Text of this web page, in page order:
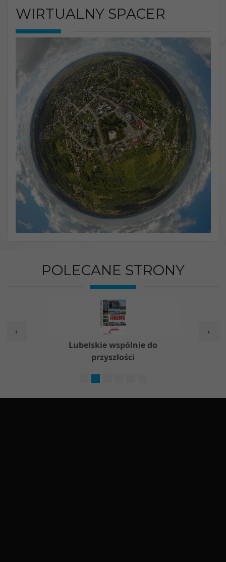
WIRTUALNY SPACER
POLECANE STRONY
Lubelskie wspólnie do
przyszłości
‹ ›